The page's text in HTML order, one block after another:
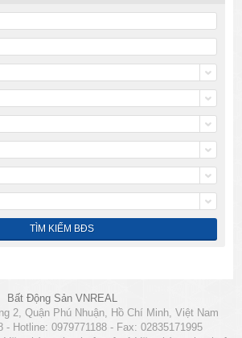
Bất Động Sản VNREAL
2, Quận Phú Nhuận, Hồ Chí Minh, Việt Nam
- Hotline: 0979771188 - Fax: 02835171995